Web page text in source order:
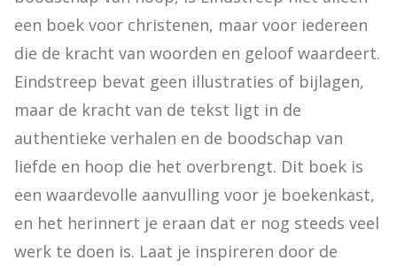
een boek voor christenen, maar voor iedereen
die de kracht van woorden en geloof waardeert.
Eindstreep bevat geen illustraties of bijlagen,
maar de kracht van de tekst ligt in de
authentieke verhalen en de boodschap van
liefde en hoop die het overbrengt. Dit boek is
een waardevolle aanvulling voor je boekenkast,
en het herinnert je eraan dat er nog steeds veel
werk te doen is. Laat je inspireren door de